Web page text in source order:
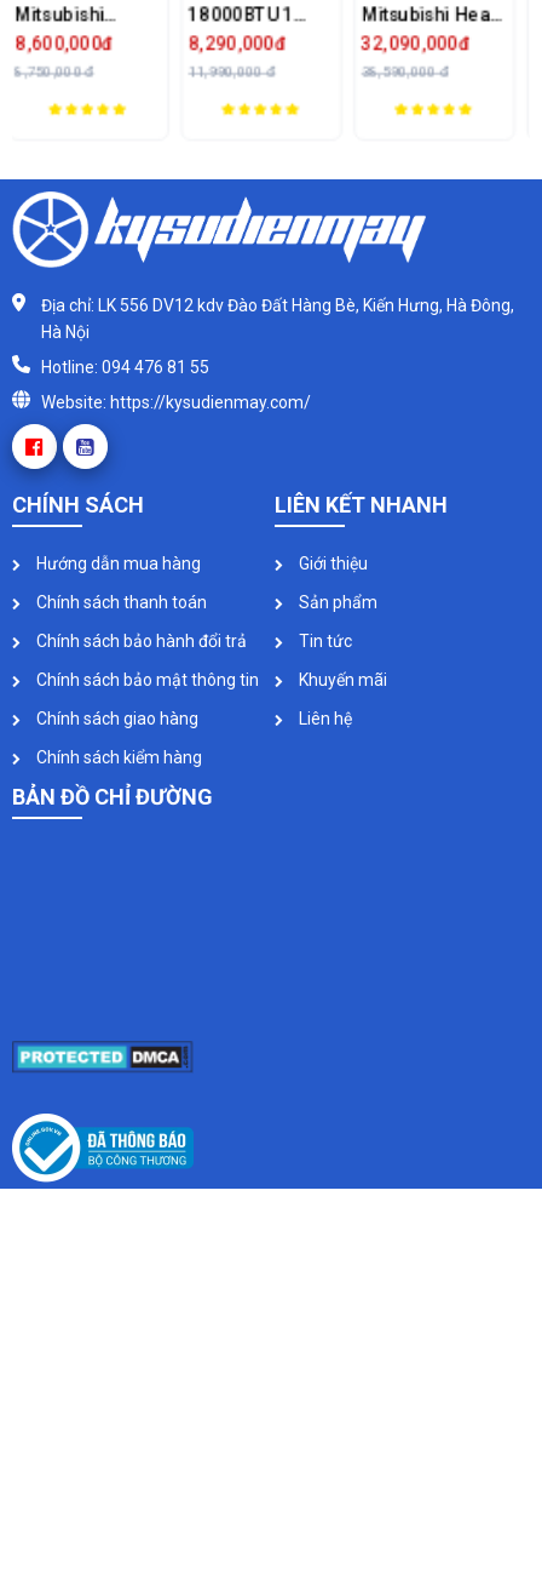
18000BTU 1
Chiều MSAFII-
18CRN8
8,290,000đ
11,990,000 đ
Mitsubishi Heavy
24000BTU 2
Chiều Inverter
W5
32,090,000đ
38,590,000 đ
Inverter
24.000BTU
V24WIN1
15,390,000đ
16,890,000 đ
Địa chỉ: LK 556 DV12 kdv Đào Đất Hàng Bè, Kiến Hưng, Hà Đông,
Hà Nội
Hotline: 094 476 81 55
Website: https://kysudienmay.com/
CHÍNH SÁCH
Hướng dẫn mua hàng
Chính sách thanh toán
Chính sách bảo hành đổi trả
Chính sách bảo mật thông tin
Chính sách giao hàng
Chính sách kiểm hàng
LIÊN KẾT NHANH
Giới thiệu
Sản phẩm
Tin tức
Khuyến mãi
Liên hệ
BẢN ĐỒ CHỈ ĐƯỜNG